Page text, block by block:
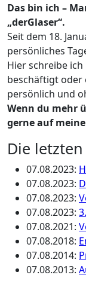
Das bin ich –
„derGlaser“.
Seit dem 18.
persönliches
Hier schreibe
beschäftigt oder
persönlich und
Wenn du mehr
gerne auf
Die letzten
07.08.2023:
07.08.2023:
07.08.2023:
07.08.2023:
07.08.2021:
07.08.2018:
07.08.2014:
07.08.2013: